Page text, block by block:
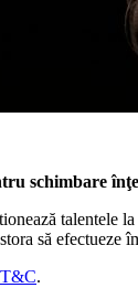
schimbare
talentele
să
.